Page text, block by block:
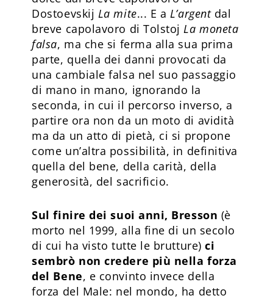
Dostoevskij La mite... E a L’argentdal
breve capolavoro di Tolstoj La moneta
falsa, ma che si ferma alla sua prima
parte, quella dei danni provocati da
una cambiale falsa nel suo passaggio
di mano in mano, ignorando la
seconda, in cui il percorso inverso, a
partire ora non da un moto di avidità
ma da un atto di pietà, ci si propone
come un’altra possibilità, in definitiva
quella del bene, della carità, della
generosità, del sacrificio.
Sul finire dei suoi anni, Bresson (è
morto nel 1999, alla fine di un secolo
di cui ha visto tutte le brutture)ci
sembrò non credere più nella forza
del Bene, e convinto invece della
forza del Male: nel mondo, ha detto